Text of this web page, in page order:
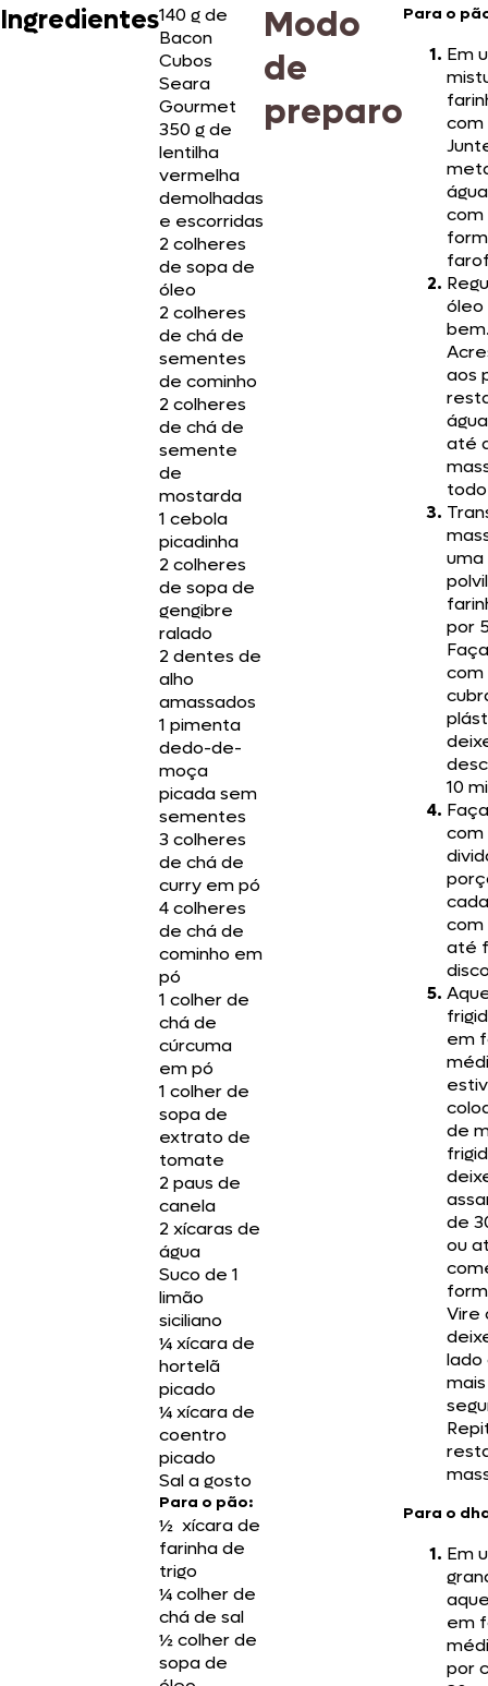
Ingredientes140 g de
Bacon
Cubos
Seara
Gourmet
350 g de
lentilha
vermelha
demolhadas
e escorridas
2 colheres
de sopa de
óleo
2 colheres
de chá de
sementes
de cominho
2 colheres
de chá de
semente
de
mostarda
1 cebola
picadinha
2 colheres
de sopa de
gengibre
ralado
2 dentes de
alho
amassados
1 pimenta
dedo-de-
moça
picada sem
sementes
3 colheres
de chá de
curry em pó
4 colheres
de chá de
cominho em
pó
1 colher de
chá de
cúrcuma
em pó
1 colher de
sopa de
extrato de
tomate
2 paus de
canela
2 xícaras de
água
Suco de 1
limão
siciliano
¼ xícara de
hortelã
picado
¼ xícara de
coentro
picado
Sal a gosto
Para o pão:
½ xícara de
farinha de
trigo
¼ colher de
chá de sal
½ colher de
sopa de
Modo
de
preparo
Para o
Em
com
óleo
aos
até
por
com
10
com
com
até
em
de
de
ou
Vire
lado
Para o
Em
em
por